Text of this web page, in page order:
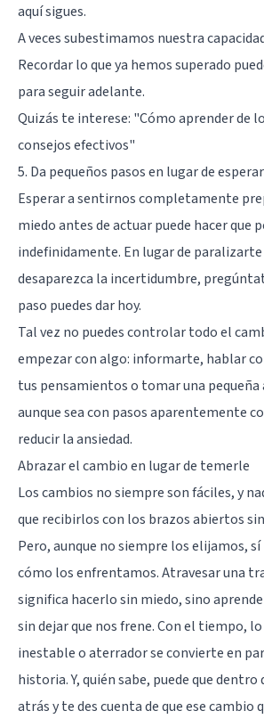
aquí sigues.
A veces subestimamos nuestra
Recordar lo que ya hemos superado
para seguir adelante.
Quizás te interese: "Cómo aprender de
consejos efectivos"
5. Da pequeños pasos en lugar de
Esperar a sentirnos completamente
miedo antes de actuar puede hacer que
indefinidamente. En lugar de paralizarte
desaparezca la incertidumbre,
paso puedes dar hoy.
Tal vez no puedes controlar todo el
empezar con algo: informarte, hablar
tus pensamientos o tomar una pequeña
aunque sea con pasos aparentemente
reducir la ansiedad.
Abrazar el cambio en lugar de temerle
Los cambios no siempre son fáciles, y
que recibirlos con los brazos abiertos
Pero, aunque no siempre los elijamos,
cómo los enfrentamos. Atravesar una
significa hacerlo sin miedo, sino
sin dejar que nos frene. Con el tiempo,
inestable o aterrador se convierte en
historia. Y, quién sabe, puede que
atrás y te des cuenta de que ese cambio